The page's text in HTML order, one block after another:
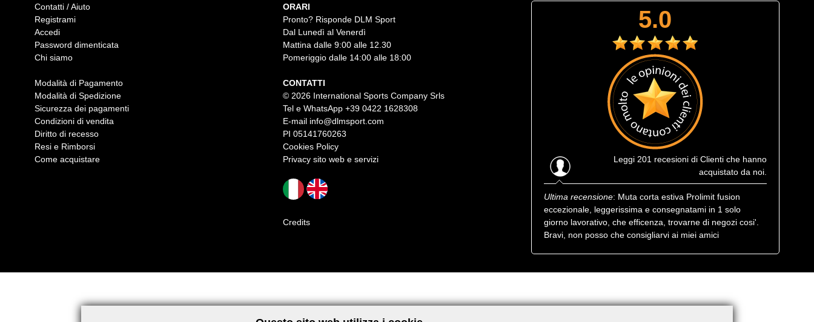
Contatti / Aiuto
Registrami
Accedi
Password dimenticata
Chi siamo
Modalità di Pagamento
Modalità di Spedizione
Sicurezza dei pagamenti
Condizioni di vendita
Diritto di recesso
Resi e Rimborsi
Come acquistare
ORARI
Pronto? Risponde DLM Sport
Dal Lunedì al Venerdì
Mattina dalle 9:00 alle 12.30
Pomeriggio dalle 14:00 alle 18:00
CONTATTI
© 2026 International Sports Company Srls
Tel e WhatsApp +39 0422 1628308
E-mail info@dlmsport.com
PI 05141760263
Cookies Policy
Privacy sito web e servizi
Credits
5.0
Leggi 201 recesionidi Clienti che hanno
acquistato da noi.
Ultima recensione: Muta corta estiva Prolimit fusion
eccezionale, leggerissima e consegnatami in 1 solo
giorno lavorativo, che efficenza, trovarne di negozi cosi'.
Bravi, non posso che consigliarvi ai miei amici